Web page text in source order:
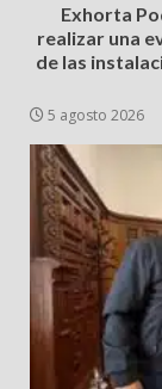
Exhorta
realizar una
de las
5 agosto 2026